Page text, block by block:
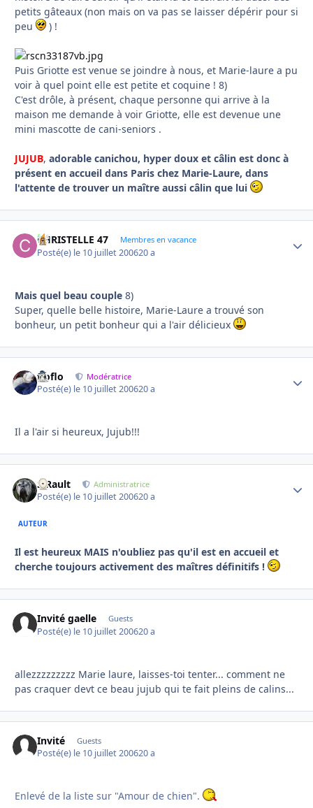
petits gâteaux (non mais on va pas se laisser dépérir pour si
peu
) !
Puis Griotte est venue se joindre à nous, et Marie-laure a pu
voir à quel point elle est petite et coquine ! 8)
C'est drôle, à présent, chaque personne qui arrive à la
maison me demande à voir Griotte, elle est devenue une
mini mascotte de cani-seniors .
JUJUB, adorable canichou, hyper doux et câlin est donc à
présent en accueil dans Paris chez Marie-Laure, dans
l'attente de trouver un maître aussi câlin que lui
CHRISTELLE 47 Membres en vacance
Posté(e) le 10 juillet 200620 a
Mais quel beau couple 8)
Super, quelle belle histoire, Marie-Laure a trouvé son
bonheur, un petit bonheur qui a l'air délicieux
floflo Modératrice
Posté(e) le 10 juillet 200620 a
Il a l'air si heureux, Jujub!!!
S.Rault Administratrice
Posté(e) le 10 juillet 200620 a
AUTEUR
Il est heureux MAIS n'oubliez pas qu'il est en accueil et
cherche toujours activement des maîtres définitifs !
Invité gaelle Guests
Posté(e) le 10 juillet 200620 a
allezzzzzzzzz Marie laure, laisses-toi tenter... comment ne
pas craquer devt ce beau jujub qui te fait pleins de calins...
Invité Guests
Posté(e) le 10 juillet 200620 a
Enlevé de la liste sur "Amour de chien".